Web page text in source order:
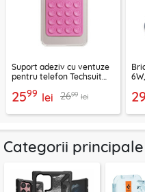
Suport adeziv cu ventuze
pentru telefon Techsuit
2599 lei 2699 lei
Categorii principale